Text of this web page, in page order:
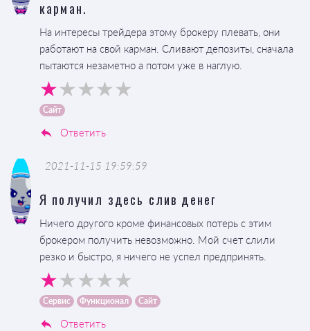
карман.
На интересы трейдера этому брокеру плевать, они
работают на свой карман. Сливают депозиты, сначала
пытаются незаметно а потом уже в наглую.
Сайт
Ответить
2021-11-15 19:59:59
Я получил здесь слив денег
Ничего другого кроме финансовых потерь с этим
брокером получить невозможно. Мой счет слили
резко и быстро, я ничего не успел предпринять.
Сервис Функционал Сайт
Ответить